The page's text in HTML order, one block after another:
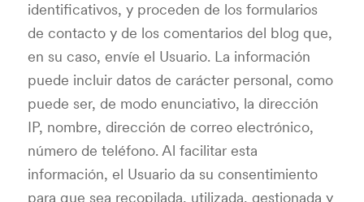
identificativos, y proceden de los formularios
de contacto y de los comentarios del blog que,
en su caso, envíe el Usuario. La información
puede incluir datos de carácter personal, como
puede ser, de modo enunciativo, la dirección
IP, nombre, dirección de correo electrónico,
número de teléfono. Al facilitar esta
información, el Usuario da su consentimiento
para que sea recopilada, utilizada, gestionada y